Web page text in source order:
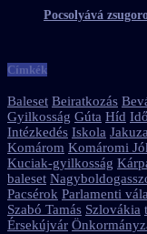
Pocsolyává
Címkék
Baleset Beiratkozás
Gyilkosság Gúta Híd
Intézkedés Iskola
Komárom Komáromi
Kuciak-gyilkosság
baleset
Pacsérok Parlamenti
Szabó Tamás Szlovákia
Érsekújvár